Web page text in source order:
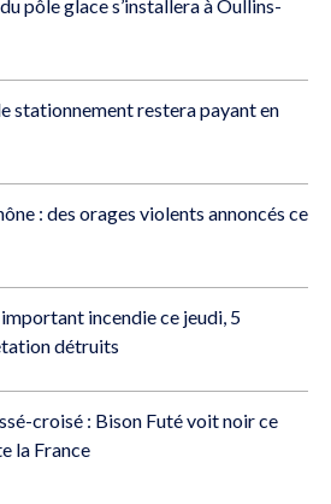
pôle glace s’installera à Oullins-
stationnement restera payant en
: des orages violents annoncés ce
important incendie ce jeudi, 5
détruits
croisé : Bison Futé voit noir ce
la France